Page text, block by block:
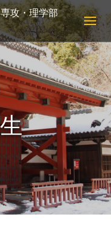
攻・理学部